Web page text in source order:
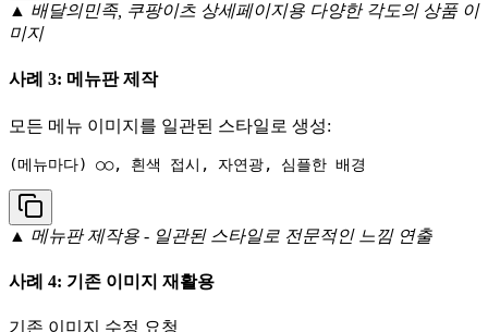
▲ 배달의민족, 쿠팡이츠 상세페이지용 다양한 각도의 상품 이
미지
사례 3: 메뉴판 제작
모든 메뉴 이미지를 일관된 스타일로 생성:
▲ 메뉴판 제작용 - 일관된 스타일로 전문적인 느낌 연출
사례 4: 기존 이미지 재활용
기존 이미지 수정 요청